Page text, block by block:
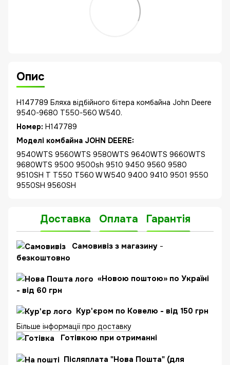
Опис
H147789 Бляха відбійного бітера комбайна John Deere
9540-9680 T550-560 W540.
Номер: H147789
Моделі комбайна JOHN DEERE:
9540WTS 9560WTS 9580WTS 9640WTS 9660WTS
9680WTS 9500 9500sh 9510 9450 9560 9580
9510SH T T550 T560 W W540 9400 9410 9501 9550
9550SH 9560SH
Доставка Оплата Гарантія
Самовивіз з магазину -
безкоштовно
«Новою поштою» по Україні
- від 60 грн
Кур'єром по Ковелю - від 150 грн
Більше інформації про доставку
Готівкою при отриманні
Післяплата "Нова Пошта" (для